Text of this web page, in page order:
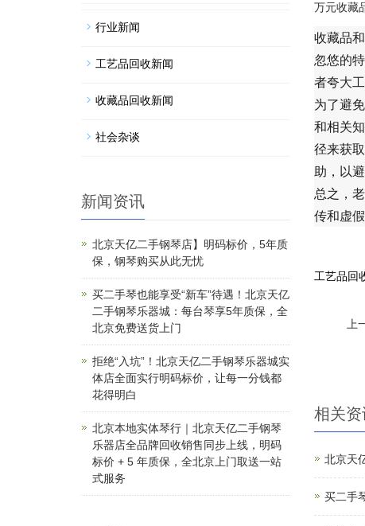
万元收藏
收藏品
忽悠的
者夸大
为了避
和相关
径来获
助，以
总之，
传和虚
工艺品回
上
相关资
北京天
买二手
行业新闻
工艺品回收新闻
收藏品回收新闻
社会杂谈
新闻资讯
北京天亿二手钢琴店】明码标价，5年质
保，钢琴购买从此无忧
买二手琴也能享受“新车”待遇！北京天亿
二手钢琴乐器城：每台琴享5年质保，全
北京免费送货上门
拒绝“入坑”！北京天亿二手钢琴乐器城实
体店全面实行明码标价，让每一分钱都
花得明白
北京本地实体琴行｜北京天亿二手钢琴
乐器店全品牌回收销售同步上线，明码
标价 + 5 年质保，全北京上门取送一站
式服务